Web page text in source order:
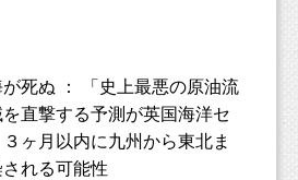
もお得だからです！
ロー大歓迎！／
麻子Facebook
んだから」
詞に束縛感？
縛？は感じなかったな。
コメントとともに、
コメントもいただきまし
死ぬ ：
「史上最悪の原油流
直撃する予測が英国海洋セ
ヶ月以内に九州から東北ま
れる可能性